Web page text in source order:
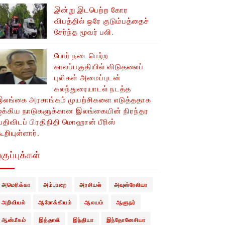
இன்று இடபெற்ற கோர
விபத்தில் ஒரே குடும்பத்தைச்
சேர்ந்த மூவர் பலி.
போர் நடைபெற்ற
காலப்பகுதியில் ​​விடுதலைப்
புலிகள் அமைப்புடன்
கலந்துரையாடல் நடத்த
அரசாங்கம் முயற்சிகளை எடுத்ததாக
நாடுகளுக்கான இலங்கையின் நிரந்தர
பிரதிநிதி மொஹான் பீரிஸ்
அமெரிக்கா அம்பாறை அரசியல் அவுஸ்ரேலியா
அறிவியல் ஆரோக்கியம் ஆலயம் ஆளுநர்
ஆன்மீகம் இத்தாலி இந்தியா இந்தோனேசியா